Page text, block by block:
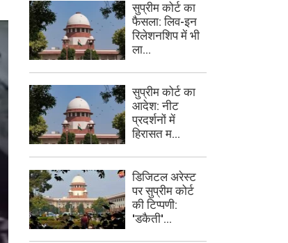
सुप्रीम कोर्ट का
फैसला: लिव-इन
रिलेशनशिप में भी
ला...
सुप्रीम कोर्ट का
आदेश: नीट
प्रदर्शनों में
हिरासत म...
डिजिटल अरेस्ट
पर सुप्रीम कोर्ट
की टिप्पणी:
'डकैती'...